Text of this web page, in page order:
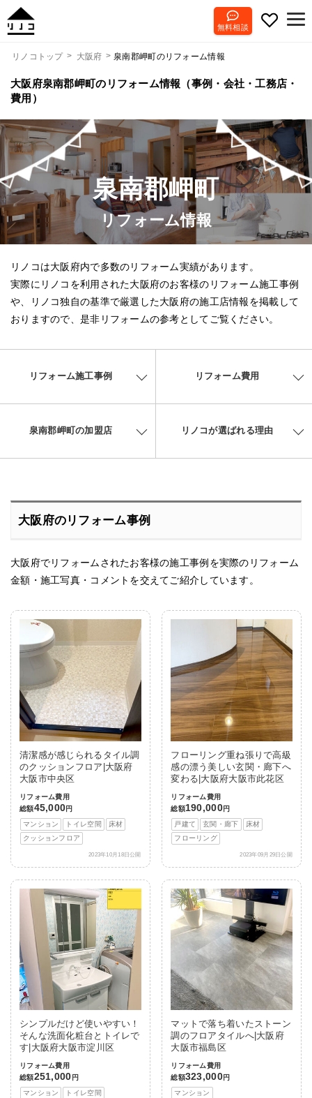
無料相談
リノコトップ 大阪府 泉南郡岬町のリフォーム情報
大阪府泉南郡岬町のリフォーム情報（事例・会社・工務店・
費用）
泉南郡岬町
リフォーム情報
リノコは大阪府内で多数のリフォーム実績があります。
実際にリノコを利用された大阪府のお客様のリフォーム施工事例
や、リノコ独自の基準で厳選した大阪府の施工店情報を掲載して
おりますので、是非リフォームの参考としてご覧ください。
リフォーム施工事例 リフォーム費用
泉南郡岬町の加盟店 リノコが選ばれる理由
大阪府のリフォーム事例
大阪府でリフォームされたお客様の施工事例を実際のリフォーム
金額・施工写真・コメントを交えてご紹介しています。
清潔感が感じられるタイル調
のクッションフロア|大阪府
大阪市中央区
リフォーム費用
総額45,000円
マンション
トイレ空間
床材
クッションフロア
2023年10月18日公開
フローリング重ね張りで高級
感の漂う美しい玄関・廊下へ
変わる|大阪府大阪市此花区
リフォーム費用
総額190,000円
戸建て
玄関・廊下
床材
フローリング
2023年09月29日公開
シンプルだけど使いやすい！
そんな洗面化粧台とトイレで
す|大阪府大阪市淀川区
リフォーム費用
総額251,000 円
マンション
トイレ空間
マットで落ち着いたストーン
調のフロアタイルへ|大阪府
大阪市福島区
リフォーム費用
総額323,000円
マンション